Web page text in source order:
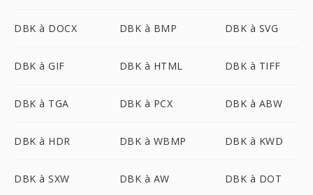
DBK à DOCX DBK à BMP DBK à SVG
DBK à GIF DBK à HTML DBK à TIFF
DBK à TGA DBK à PCX DBK à ABW
DBK à HDR DBK à WBMP DBK à KWD
DBK à SXW DBK à AW DBK à DOT